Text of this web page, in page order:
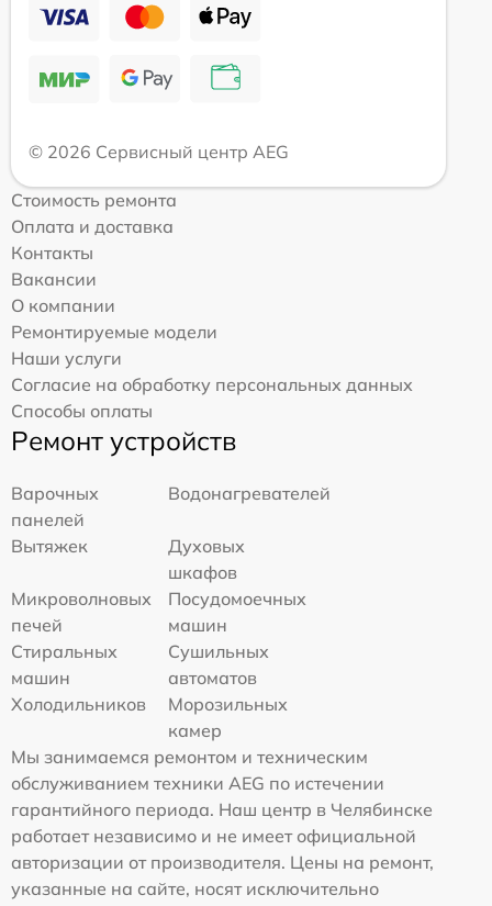
© 2026 Сервисный центр AEG
Стоимость ремонта
Оплата и доставка
Контакты
Вакансии
О компании
Ремонтируемые модели
Наши услуги
Согласие на обработку персональных данных
Способы оплаты
Ремонт устройств
Варочных
панелей
Водонагревателей
Вытяжек
Духовых
шкафов
Микроволновых
печей
Посудомоечных
машин
Стиральных
машин
Сушильных
автоматов
Холодильников
Морозильных
камер
Мы занимаемся ремонтом и техническим
обслуживанием техники AEG по истечении
гарантийного периода. Наш центр в Челябинске
работает независимо и не имеет официальной
авторизации от производителя. Цены на ремонт,
указанные на сайте, носят исключительно